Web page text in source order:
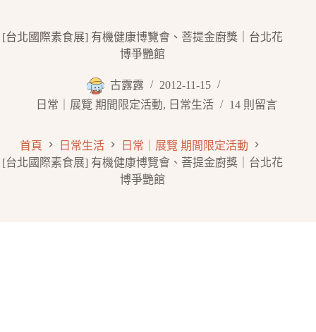
[台北國際素食展] 有機健康博覽會、菩提金廚獎｜台北花
博爭艷館
古露露
2012-11-15
日常｜展覽 期間限定活動, 日常生活 14 則留言
首頁 日常生活
日常｜展覽 期間限定活動
[台北國際素食展] 有機健康博覽會、菩提金廚獎｜台北花
博爭艷館